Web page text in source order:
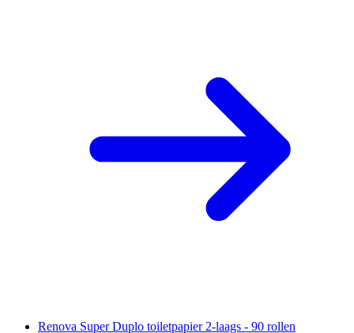
Renova Super Duplo toiletpapier 2-laags - 90 rollen